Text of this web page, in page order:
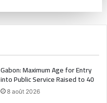
Gabon: Maximum Age for Entry
into Public Service Raised to 40
8 août 2026